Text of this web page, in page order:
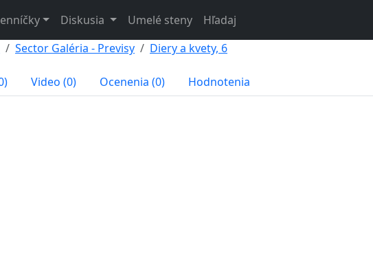
Diskusia Umelé steny Hľadaj
Sector Galéria - Previsy Diery a kvety, 6
Video (0) Ocenenia (0)
Hodnotenia